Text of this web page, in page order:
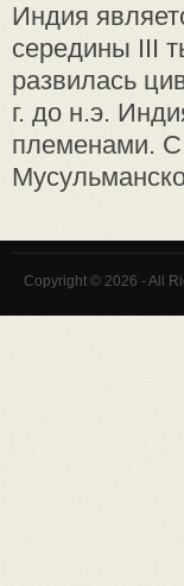
Индия
середины III
развилась
г. до н.э.
племенами. С
Copyright © 2026 - All